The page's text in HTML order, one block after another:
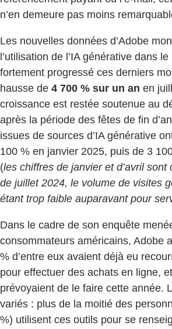
n’en demeure pas moins
Les nouvelles données d’Adobe
l’utilisation de l’IA générative dans
fortement progressé ces derniers
hausse de 4 700 % sur un an en
croissance est restée soutenue au
après la période des fêtes de fin
issues de sources d’IA générative
100 % en janvier 2025, puis de 3
(les chiffres de janvier et d’avril sont
de juillet 2024, le volume de visites
étant trop faible auparavant pour
Dans le cadre de son enquête
consommateurs américains, Adobe
% d’entre eux avaient déjà eu
pour effectuer des achats en ligne,
prévoyaient de le faire cette année.
variés : plus de la moitié des
%) utilisent ces outils pour se